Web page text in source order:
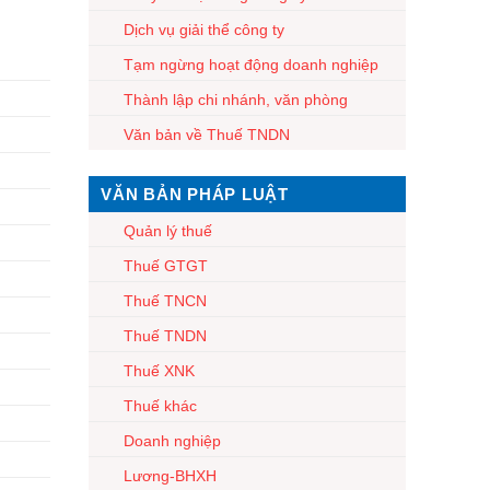
Dịch vụ giải thể công ty
Tạm ngừng hoạt động doanh nghiệp
Thành lập chi nhánh, văn phòng
Văn bản về Thuế TNDN
VĂN BẢN PHÁP LUẬT
Quản lý thuế
Thuế GTGT
Thuế TNCN
Thuế TNDN
Thuế XNK
Thuế khác
Doanh nghiệp
Lương-BHXH